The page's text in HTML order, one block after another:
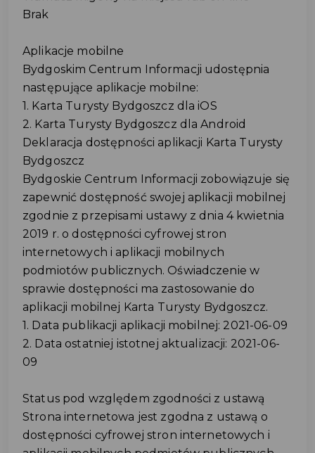
Brak
Aplikacje mobilne
Bydgoskim Centrum Informacji udostępnia
następujące aplikacje mobilne:
1. Karta Turysty Bydgoszcz dla iOS
2. Karta Turysty Bydgoszcz dla Android
Deklaracja dostępności aplikacji Karta Turysty
Bydgoszcz
Bydgoskie Centrum Informacji zobowiązuje się
zapewnić dostępność swojej aplikacji mobilnej
zgodnie z przepisami ustawy z dnia 4 kwietnia
2019 r. o dostępności cyfrowej stron
internetowych i aplikacji mobilnych
podmiotów publicznych. Oświadczenie w
sprawie dostępności ma zastosowanie do
aplikacji mobilnej Karta Turysty Bydgoszcz.
1. Data publikacji aplikacji mobilnej: 2021-06-09
2. Data ostatniej istotnej aktualizacji: 2021-06-
09
Status pod względem zgodności z ustawą
Strona internetowa jest zgodna z ustawą o
dostępności cyfrowej stron internetowych i